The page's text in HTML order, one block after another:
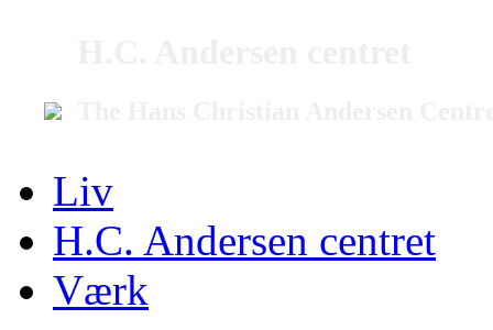
Liv
H.C. Andersen centret
Værk